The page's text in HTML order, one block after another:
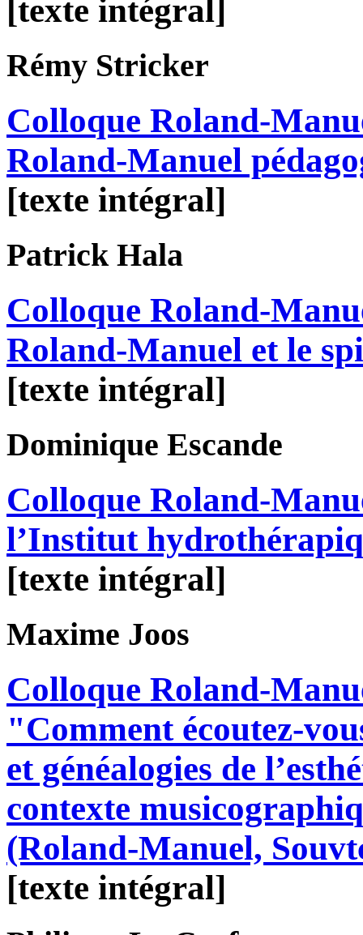
[texte intégral]
Rémy Stricker
Colloque Roland-
Roland-Manuel
[texte intégral]
Patrick Hala
Colloque Roland-
Roland-Manuel et le
[texte intégral]
Dominique Escande
Colloque Roland-
l’Institut
[texte intégral]
Maxime Joos
Colloque Roland-
"Comment écoutez-
et généalogies de
contexte
(Roland-Manuel,
[texte intégral]